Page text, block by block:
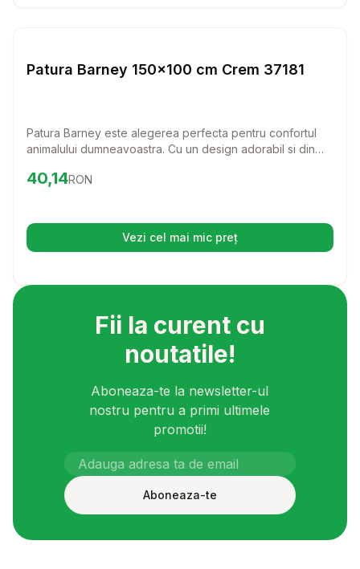
Patura Barney 150x100 cm Crem 37181
Patura Barney este alegerea perfecta pentru confortul
animalului dumneavoastra. Cu un design adorabil si din
strop de stil in cosuletul sau pe canapeaua
Preț:40.14
40,14RON
Vezi cel mai mic preț(se deschide într-o filă nouă)
Fii la curent cu
noutatile!
Aboneaza-te la newsletter-ul
nostru pentru a primi ultimele
promotii!
Aboneaza-te